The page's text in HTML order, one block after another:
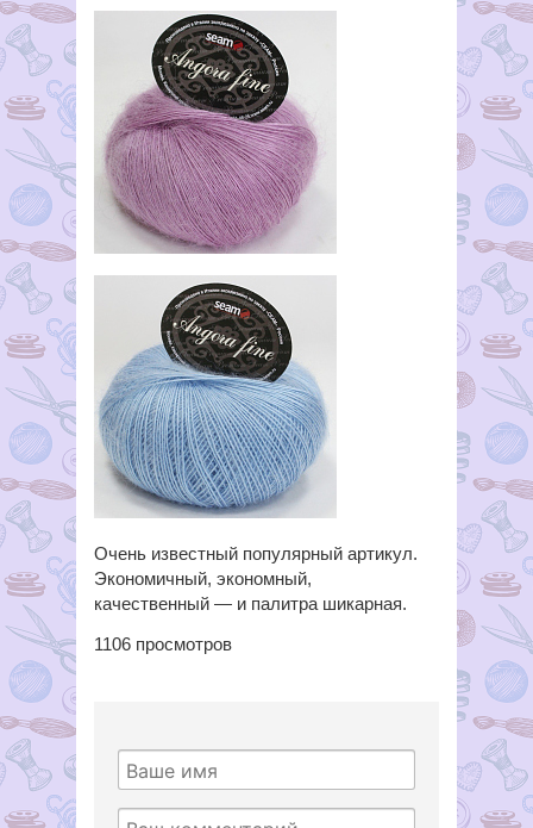
Очень известный популярный артикул.
Экономичный, экономный,
качественный — и палитра шикарная.
1106 просмотров